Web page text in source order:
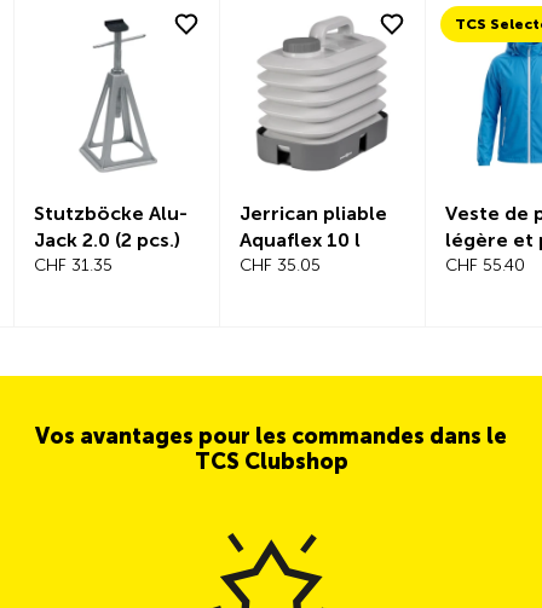
Stutzböcke Alu-
Jack 2.0 (2 pcs.)
CHF 31.35
Jerrican pliable
Aquaflex 10 l
CHF 35.05
TCS
Veste de
légère et
CHF 55.40
Vos avantages pour les commandes dans le
TCS Clubshop